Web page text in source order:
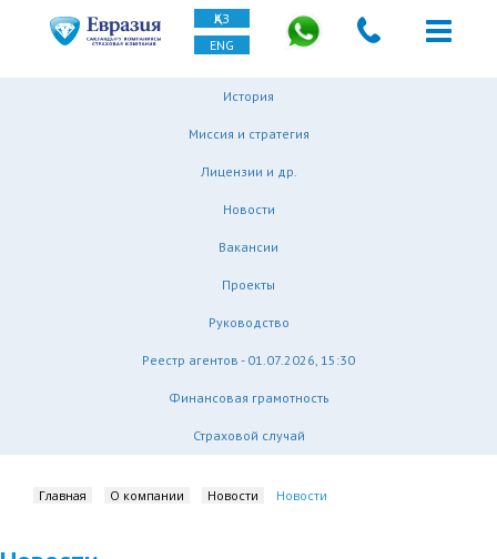
ҚАЗ
ENG
История
Миссия и стратегия
Лицензии и др.
Новости
Вакансии
Проекты
Руководство
Реестр агентов - 01.07.2026, 15:30
Финансовая грамотность
Страховой случай
Главная О компании Новости Новости